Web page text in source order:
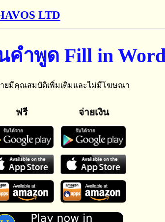
LTD
คำพูด Fill in
ยมีคุณสมบัติเพิ่มเติมและไม่มีโฆษณา
ฟรี จ่ายเงิน